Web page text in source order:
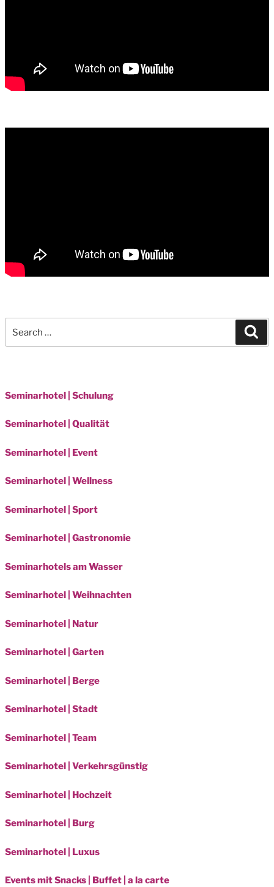
Seminarhotel | Schulung
Seminarhotel | Qualität
Seminarhotel | Event
Seminarhotel | Wellness
Seminarhotel | Sport
Seminarhotel | Gastronomie
Seminarhotels am Wasser
Seminarhotel | Weihnachten
Seminarhotel | Natur
Seminarhotel | Garten
Seminarhotel | Berge
Seminarhotel | Stadt
Seminarhotel | Team
Seminarhotel | Verkehrsgünstig
Seminarhotel | Hochzeit
Seminarhotel | Burg
Seminarhotel | Luxus
Events mit Snacks | Buffet | a la carte